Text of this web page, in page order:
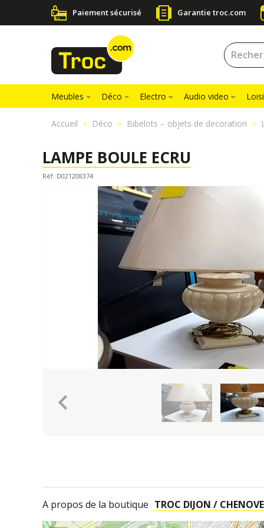
Paiement sécurisé Garantie troc.com
Meubles Déco Electro Audio video
Accueil Déco Bibelots – objets de decoration
LAMPE BOULE ECRU
Réf. D021208374
keyboard_arrow_left
A propos de la boutique TROC DIJON / CHENOVE